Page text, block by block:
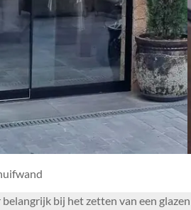
bij het zetten van een